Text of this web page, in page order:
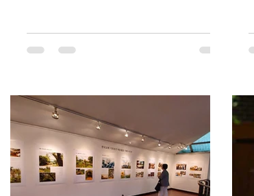
와 정교회는 갈등 사회 속에서 일류 공동
의...